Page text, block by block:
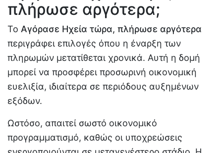
πλήρωσε αργότερα;
Το Αγόρασε Ηχεία τώρα, πλήρωσε αργότερα
περιγράφει επιλογές όπου η έναρξη των
πληρωμών μετατίθεται χρονικά. Αυτή η δομή
μπορεί να προσφέρει προσωρινή οικονομική
ευελιξία, ιδιαίτερα σε περιόδους αυξημένων
εξόδων.
Ωστόσο, απαιτεί σωστό οικονομικό
προγραμματισμό, καθώς οι υποχρεώσεις